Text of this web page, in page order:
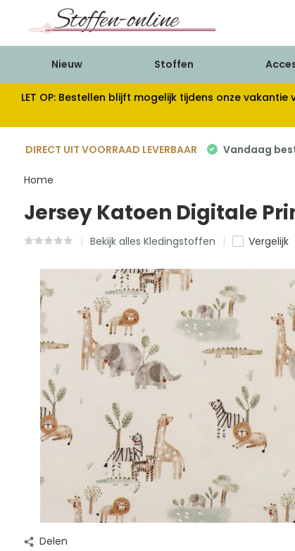
Nieuw Stoffen
LET OP: Bestellen blijft mogelijk tijdens onze
DIRECT UIT VOORRAAD LEVERBAAR Vandaag
Home
Jersey Katoen Digitale
Bekijk alles Kledingstoffen Vergelijk
Delen